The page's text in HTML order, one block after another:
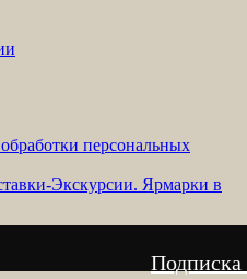
персональных
Экскурсии. Ярмарки в
Подписка